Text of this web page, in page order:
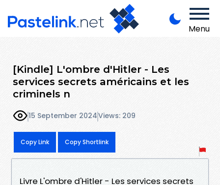
Menu
[Kindle] L'ombre d'Hitler - Les
services secrets américains et les
criminels n
15 September 2024Views: 209
Copy Link Copy Shortlink
Livre L'ombre d'Hitler - Les services secrets